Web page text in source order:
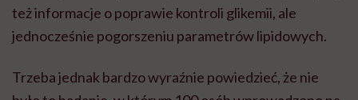
też informacje o poprawie kontroli glikemii, ale
jednocześnie pogorszeniu parametrów lipidowych.
Trzeba jednak bardzo wyraźnie powiedzieć, że nie